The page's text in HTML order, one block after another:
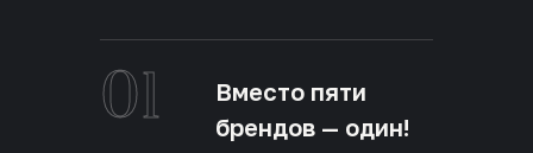
01
Вместо пяти
брендов — один!